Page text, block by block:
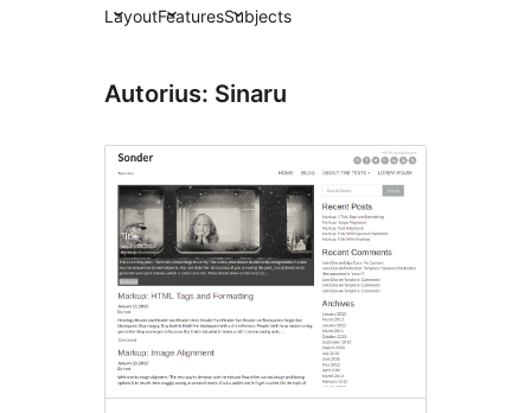
LayoutFeaturesSubjects
Autorius: Sinaru